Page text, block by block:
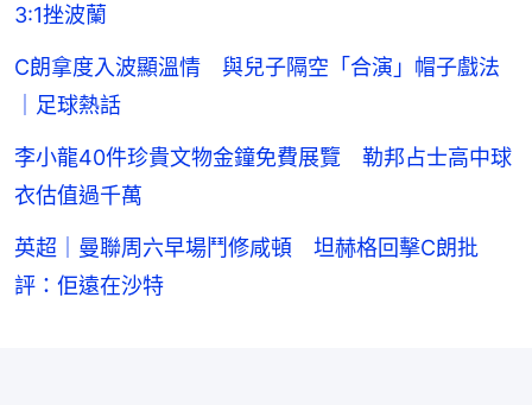
3:1挫波蘭
C朗拿度入波顯溫情 與兒子隔空「合演」帽子戲法
｜足球熱話
李小龍40件珍貴文物金鐘免費展覽 勒邦占士高中球
衣估值過千萬
英超｜曼聯周六早場鬥修咸頓 坦赫格回擊C朗批
評：佢遠在沙特